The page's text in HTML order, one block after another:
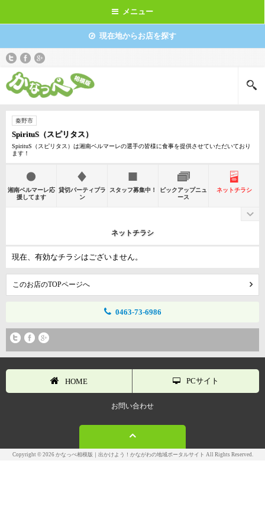
メニュー
現在地からお店を探す
秦野市
SpirituS（スピリタス）
SpirituS（スピリタス）は湘南ベルマーレの選手の皆様に食事を提供させていただいており
ます！
湘南ベルマーレ応
援してます
貸切パーティプラ
ン
スタッフ募集中！
ピックアップニュ
ース
ネットチラシ
ネットチラシ
現在、有効なチラシはございません。
このお店のTOPページへ
0463-73-6986
HOME PCサイト
お問い合わせ
Copyright © 2026 かなっぺ相模版｜出かけよう！かながわの地域ポータルサイト All Rights Reserved.